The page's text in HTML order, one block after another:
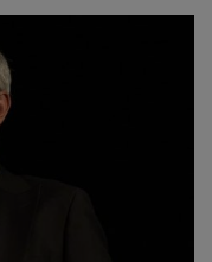
60 de ani